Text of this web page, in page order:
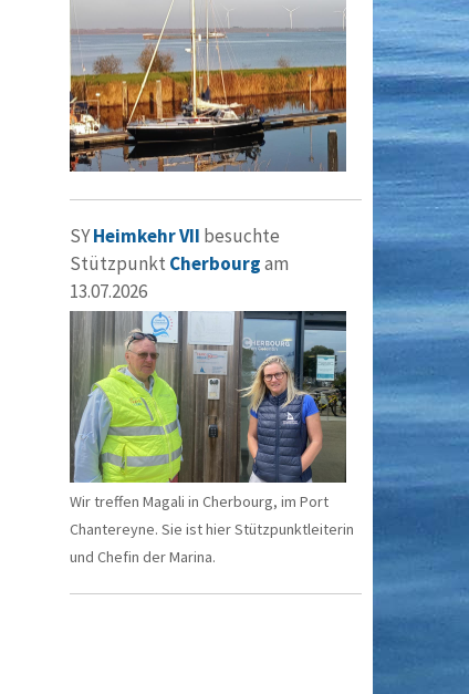
SYHeimkehr VII besuchte
Stützpunkt Cherbourgam
13.07.2026
Wir treffen Magali in Cherbourg, im Port
Chantereyne. Sie ist hier Stützpunktleiterin
und Chefin der Marina.